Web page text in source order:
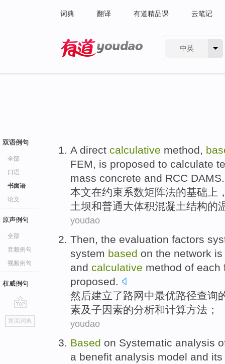
词典 翻译 有道精品课 云笔记
中英
双语例句
全部
口语
书面语
论文
原声例句
全部
音频例句
视频例句
权威例句
go
top
返回词典
A direct calculative method,
FEM, is proposed to calculate
mass concrete and RCC DAMS.
本文在约束系数矩阵法的基础上
土坝和普通大体积混凝土结构的
youdao
Then, the evaluation factors
system based on the network is
and calculative method of each
proposed.
然后建立了路网中最优路径查询
素及子因素的分析和计算方法 ；
youdao
Based on Systematic analysis
a benefit analysis model and its